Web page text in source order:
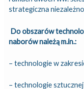
strategiczna
Do obszarów
naborów należą m.in.:
– technologie w
– technologie